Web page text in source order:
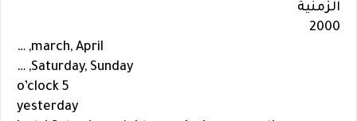
الزمنية
2000
march, April, …
Saturday, Sunday, …
5 o’clock
yesterday